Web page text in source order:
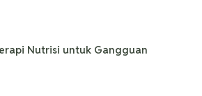
Nutrisi untuk Gangguan